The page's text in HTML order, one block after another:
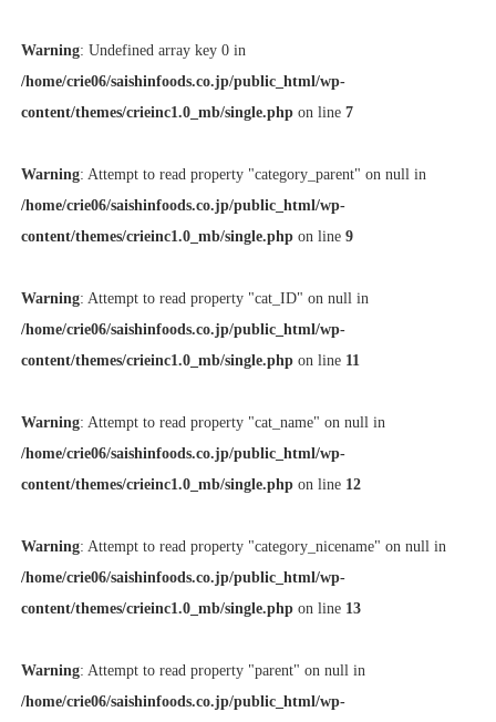
Warning: Undefined array key 0 in
/home/crie06/saishinfoods.co.jp/public_html/wp-
content/themes/crieinc1.0_mb/single.phpon line 7
Warning: Attempt to read property "category_parent" on null in
/home/crie06/saishinfoods.co.jp/public_html/wp-
content/themes/crieinc1.0_mb/single.phpon line 9
Warning: Attempt to read property "cat_ID" on null in
/home/crie06/saishinfoods.co.jp/public_html/wp-
content/themes/crieinc1.0_mb/single.phpon line 11
Warning: Attempt to read property "cat_name" on null in
/home/crie06/saishinfoods.co.jp/public_html/wp-
content/themes/crieinc1.0_mb/single.phpon line 12
Warning: Attempt to read property "category_nicename" on null in
/home/crie06/saishinfoods.co.jp/public_html/wp-
content/themes/crieinc1.0_mb/single.phpon line 13
Warning: Attempt to read property "parent" on null in
/home/crie06/saishinfoods.co.jp/public_html/wp-